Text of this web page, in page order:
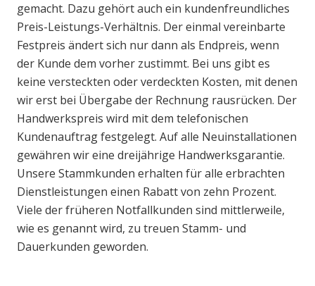
gemacht. Dazu gehört auch ein kundenfreundliches
Preis-Leistungs-Verhältnis. Der einmal vereinbarte
Festpreis ändert sich nur dann als Endpreis, wenn
der Kunde dem vorher zustimmt. Bei uns gibt es
keine versteckten oder verdeckten Kosten, mit denen
wir erst bei Übergabe der Rechnung rausrücken. Der
Handwerkspreis wird mit dem telefonischen
Kundenauftrag festgelegt. Auf alle Neuinstallationen
gewähren wir eine dreijährige Handwerksgarantie.
Unsere Stammkunden erhalten für alle erbrachten
Dienstleistungen einen Rabatt von zehn Prozent.
Viele der früheren Notfallkunden sind mittlerweile,
wie es genannt wird, zu treuen Stamm- und
Dauerkunden geworden.